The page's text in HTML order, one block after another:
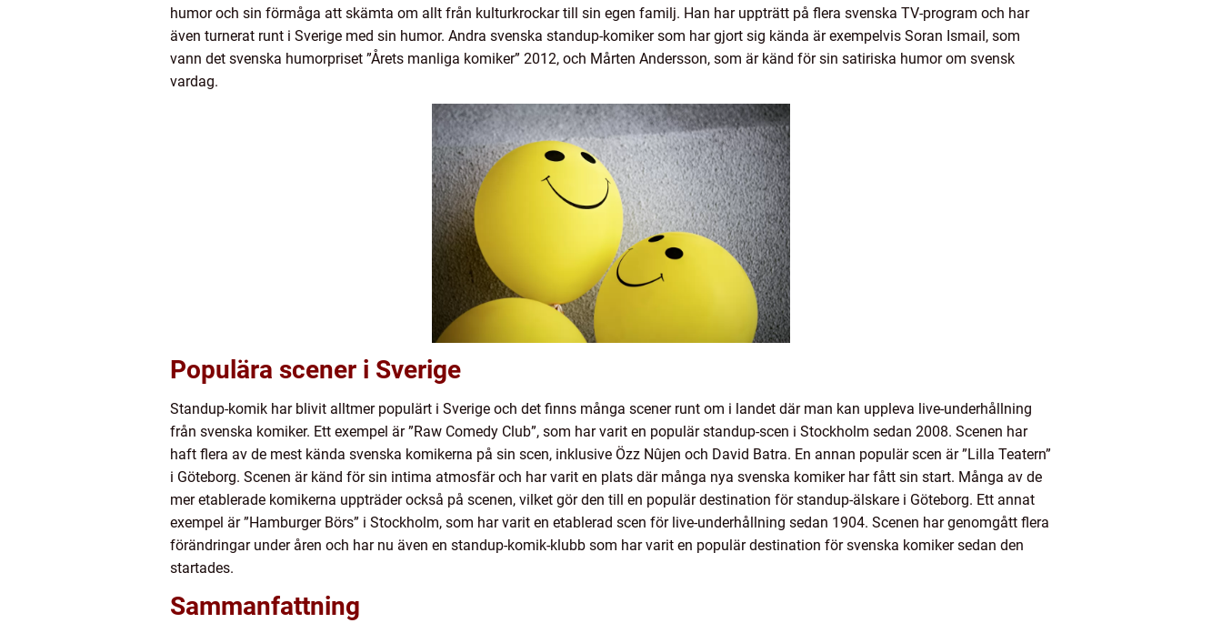
humor och sin förmåga att skämta om allt från kulturkrockar till sin egen familj. Han har uppträtt på flera svenska TV-program och har
även turnerat runt i Sverige med sin humor. Andra svenska standup-komiker som har gjort sig kända är exempelvis Soran Ismail, som
vann det svenska humorpriset ”Årets manliga komiker” 2012, och Mårten Andersson, som är känd för sin satiriska humor om svensk
vardag.
Populära scener i Sverige
Standup-komik har blivit alltmer populärt i Sverige och det finns många scener runt om i landet där man kan uppleva live-underhållning
från svenska komiker. Ett exempel är ”Raw Comedy Club”, som har varit en populär standup-scen i Stockholm sedan 2008. Scenen har
haft flera av de mest kända svenska komikerna på sin scen, inklusive Özz Nûjen och David Batra. En annan populär scen är ”Lilla Teatern”
i Göteborg. Scenen är känd för sin intima atmosfär och har varit en plats där många nya svenska komiker har fått sin start. Många av de
mer etablerade komikerna uppträder också på scenen, vilket gör den till en populär destination för standup-älskare i Göteborg. Ett annat
exempel är ”Hamburger Börs” i Stockholm, som har varit en etablerad scen för live-underhållning sedan 1904. Scenen har genomgått flera
förändringar under åren och har nu även en standup-komik-klubb som har varit en populär destination för svenska komiker sedan den
startades.
Sammanfattning